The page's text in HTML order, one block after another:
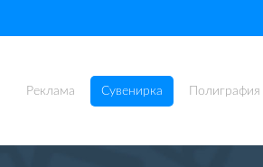
Реклама Сувенирка Полиграфия